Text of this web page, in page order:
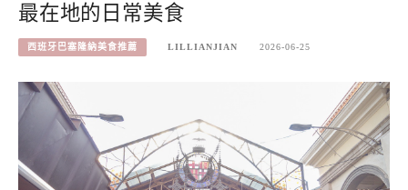
最在地的日常美食
西班牙巴塞隆納美食推薦 LILLIANJIAN 2026-06-25